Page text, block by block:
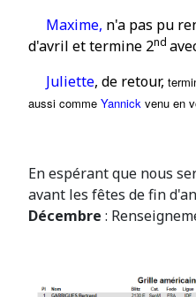
Maxime, n'a pas pu
d'avril ettermine 2nd
Juliette, de retour,
aussi comme Yannick venu en
En espérant que nous
avant les fêtes de fin
Décembre :